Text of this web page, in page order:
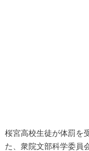
桜宮高校生徒が体罰を
た、衆院文部科学委員